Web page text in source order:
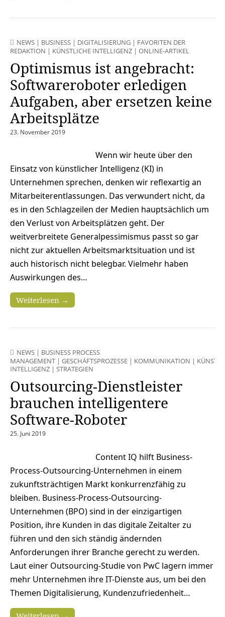
NEWS | BUSINESS | DIGITALISIERUNG | FAVORITEN DER
REDAKTION | KÜNSTLICHE INTELLIGENZ | ONLINE-ARTIKEL
Optimismus ist angebracht:
Softwareroboter erledigen
Aufgaben, aber ersetzen keine
Arbeitsplätze
23. November 2019
Wenn wir heute über den
Einsatz von künstlicher Intelligenz (KI) in
Unternehmen sprechen, denken wir reflexartig an
Mitarbeiterentlassungen. Das verwundert nicht, da
es in den Schlagzeilen der Medien hauptsächlich um
den Verlust von Arbeitsplätzen geht. Der
weitverbreitete Generalpessimismus passt so gar
nicht zur aktuellen Arbeitsmarktsituation und ist
auch historisch nicht belegbar. Vielmehr haben
Auswirkungen des…
Weiterlesen →
NEWS | BUSINESS PROCESS
MANAGEMENT | GESCHÄFTSPROZESSE | KOMMUNIKATION |
INTELLIGENZ | STRATEGIEN
Outsourcing-Dienstleister
brauchen intelligentere
Software-Roboter
25. Juni 2019
Content IQ hilft Business-
Process-Outsourcing-Unternehmen in einem
zukunftsträchtigen Markt konkurrenzfähig zu
bleiben. Business-Process-Outsourcing-
Unternehmen (BPO) sind in der einzigartigen
Position, ihre Kunden in das digitale Zeitalter zu
führen und den sich ständig ändernden
Anforderungen ihrer Branche gerecht zu werden.
Laut einer Outsourcing-Studie von PwC lagern immer
mehr Unternehmen ihre IT-Dienste aus, um bei den
Themen Digitalisierung, Kundenzufriedenheit…